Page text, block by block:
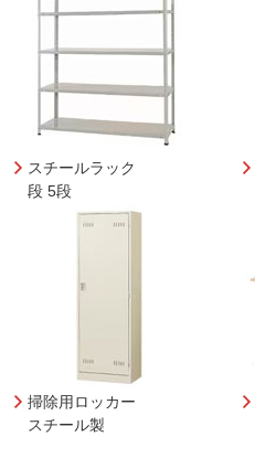
スチールラック
段 5段
掃除用ロッカー
スチール製